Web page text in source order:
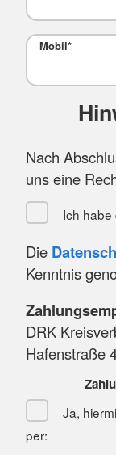
Mobil*
Nach
uns eine
Ich habe
Die
Kenntnis
DRK
Hafenstraße
Ja,
per: